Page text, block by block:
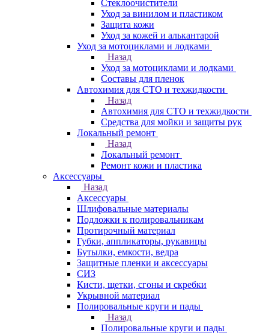
Стеклоочистители
Уход за винилом и пластиком
Защита кожи
Уход за кожей и алькантарой
Уход за мотоциклами и лодками
Назад
Уход за мотоциклами и лодками
Составы для пленок
Автохимия для СТО и техжидкости
Назад
Автохимия для СТО и техжидкости
Средства для мойки и защиты рук
Локальный ремонт
Назад
Локальный ремонт
Ремонт кожи и пластика
Аксессуары
Назад
Аксессуары
Шлифовальные материалы
Подложки к полировальникам
Протирочный материал
Губки, аппликаторы, рукавицы
Бутылки, емкости, ведра
Защитные пленки и аксессуары
СИЗ
Кисти, щетки, сгоны и скребки
Укрывной материал
Полировальные круги и пады
Назад
Полировальные круги и пады